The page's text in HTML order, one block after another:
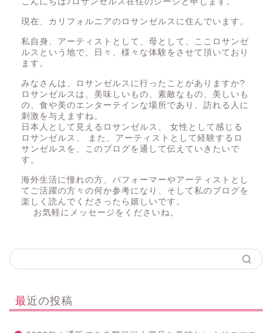
現在、カリフォルニアのロサンゼルスに住んでいます。
私自身、アーティストとして、母として、ここロサンゼ
ルスという地で、日々、様々な体験をさせて頂いており
ます。
みなさんは、ロサンゼルスに行ったことがありますか?
ロサンゼルスは、美味しいもの、素敵なもの、美しいも
の、食や美のエンターテインな場所であり、訪れる人に
刺激を与えますね。
日本人として見えるロサンゼルス、 女性として感じる
ロサンゼルス、 また、アーティストとして経験するロ
サンゼルスを、このブログを通して伝えていきたいで
す。
海外生活に憧れの方、パフォーマーやアーティストとし
てご活躍の方々の何か参考になり、そして私のブログを
楽しく読んでくださったら嬉しいです。
お気軽にメッセージをくださいね。
最近の投稿